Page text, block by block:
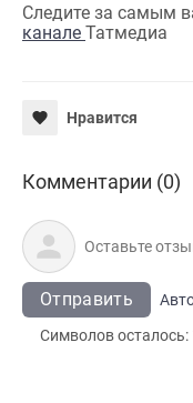
Следите за самым
канале Татмедиа
Нравится
Комментарии (0)
Отправить
Символов осталось: